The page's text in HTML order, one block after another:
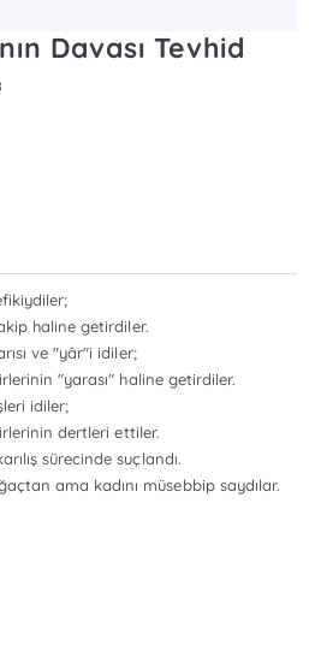
Davası Tevhid
haline getirdiler.
ve "yâr"i idiler;
"yarası" haline getirdiler.
idiler;
dertleri ettiler.
sürecinde suçlandı.
ama kadını müsebbip saydılar.